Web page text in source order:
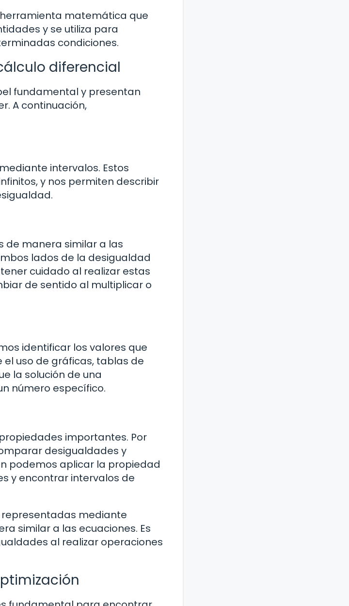
matemática que
y se utiliza para
condiciones.
diferencial
fundamental y presentan
A continuación,
intervalos. Estos
y nos permiten describir
de manera similar a las
lados de la desigualdad
cuidado al realizar estas
de sentido al multiplicar o
identificar los valores que
uso de gráficas, tablas de
la solución de una
número específico.
importantes. Por
desigualdades y
podemos aplicar la propiedad
y encontrar intervalos de
representadas mediante
similar a las ecuaciones. Es
al realizar operaciones